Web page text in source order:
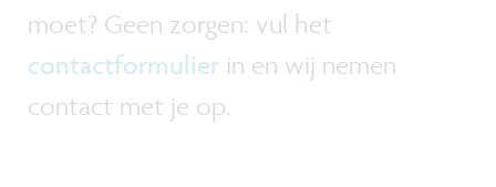
moet? Geen zorgen: vul het
contactformulier in en wij nemen
contact met je op.